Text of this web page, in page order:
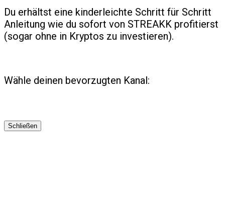
Du erhältst eine kinderleichte Schritt für Schritt
Anleitung wie du sofort von STREAKK profitierst
(sogar ohne in Kryptos zu investieren).
Wähle deinen bevorzugten Kanal:
Schließen